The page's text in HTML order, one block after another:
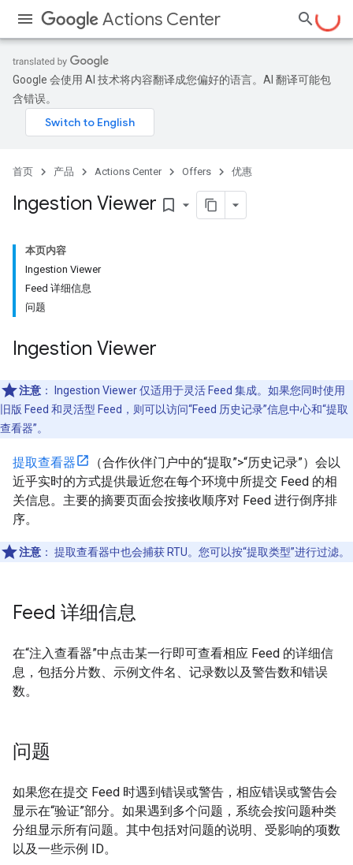
Actions Center
Google 会使用 AI 技术将内容翻译成您偏好的语言。AI 翻译可能包
含错误。
首页 产品 Actions Center Offers 优惠
Ingestion Viewer bookmark_border
本页内容
Ingestion Viewer
Feed 详细信息
问题
Ingestion Viewer
注意 ：
Ingestion Viewer 仅适用于灵活 Feed 集成。如果您同时使用
旧版 Feed 和灵活型 Feed，则可以访问“Feed 历史记录”信息中心和“提取
查看器”。
提取查看器
（合作伙伴门户中的“提取”>“历史记录”）会以
近乎实时的方式提供最近您在每个环境中所提交 Feed 的相
关信息。主要的摘要页面会按接收顺序对 Feed 进行倒序排
序。
注意 ： 提取查看器中也会捕获 RTU。您可以按“提取类型”进行过滤。
Feed 详细信息
在“注入查看器”中点击某一行即可查看相应 Feed 的详细信
息，包括分片数、示例文件名、记录数以及警告数和错误
数。
问题
如果您在提交 Feed 时遇到错误或警告，相应错误或警告会
显示在“验证”部分。 如果遇到多个问题，系统会按问题种类
分组显示所有问题。其中包括对问题的说明、受影响的项数
以及一些示例 ID。